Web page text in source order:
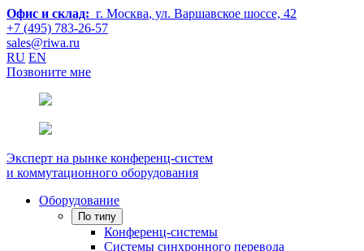
Офис и склад: г. Москва, ул. Варшавское шоссе, 42
+7 (495) 783-26-57
sales@riwa.ru
RU EN
Позвоните мне
Эксперт на рынке конференц-систем
и коммутационного оборудования
Оборудование
По типу
Конференц-системы
Системы синхронного перевода